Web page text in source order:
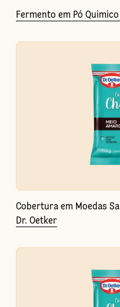
Fermento em Pó
Cobertura em Moedas
Dr. Oetker